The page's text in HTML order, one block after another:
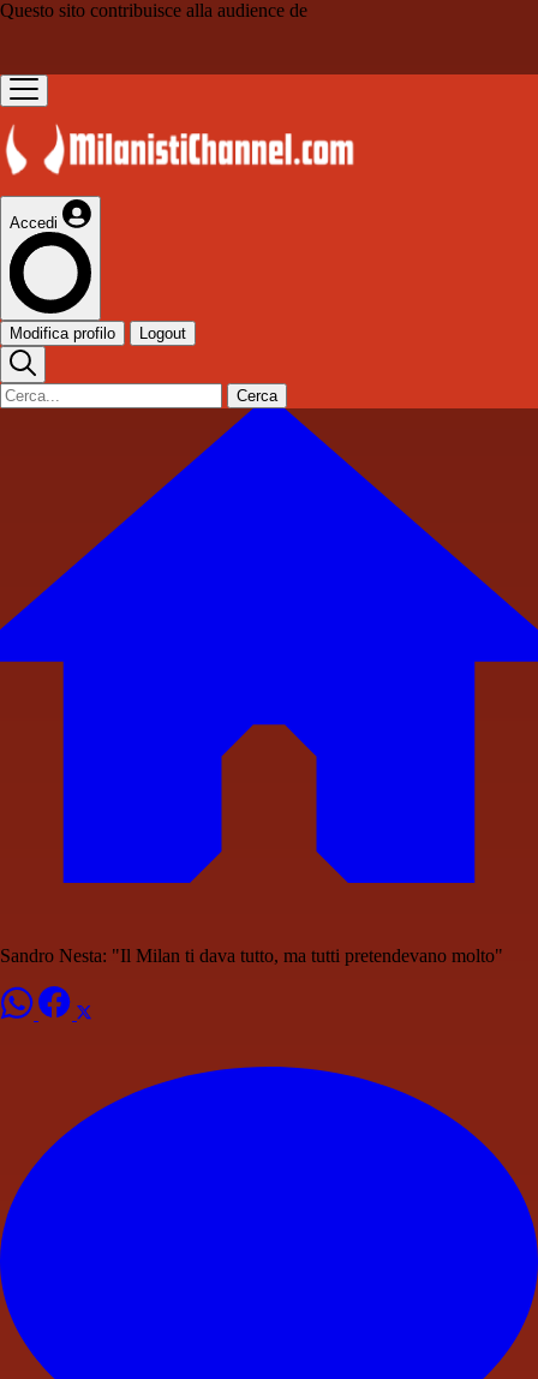
Questo sito contribuisce alla audience de
Accedi
Modifica profilo Logout
Cerca
Sandro Nesta: "Il Milan ti dava tutto, ma tutti pretendevano molto"